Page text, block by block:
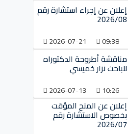
إعلان عن إجراء استشارة رقم
2026/08
09:38
2026-07-21
مناقشة أطروحة الدكتوراه
للباحث نزار خميسي
10:26
2026-07-13
إعلان عن المنح المؤقت
بخصوص الاستشارة رقم
2026/07